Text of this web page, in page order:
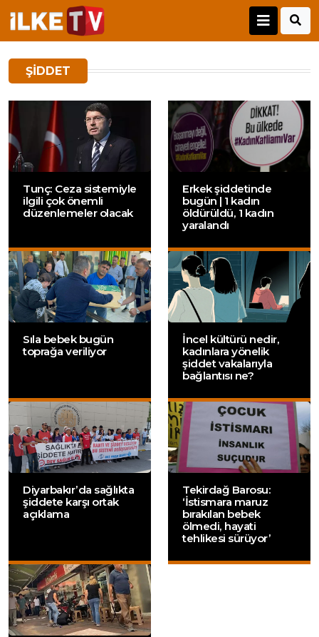
ŞIDDET
Tunç: Ceza sistemiyle
ilgili çok önemli
düzenlemeler olacak
Erkek şiddetinde
bugün | 1 kadın
öldürüldü, 1 kadın
yaralandı
Sıla bebek bugün
toprağa veriliyor
İncel kültürü nedir,
kadınlara yönelik
şiddet vakalarıyla
bağlantısı ne?
Diyarbakır’da sağlıkta
şiddete karşı ortak
açıklama
Tekirdağ Barosu:
‘İstismara maruz
bırakılan bebek
ölmedi, hayati
tehlikesi sürüyor’